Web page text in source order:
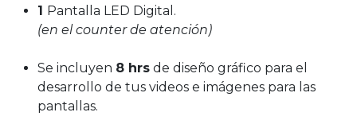
1 Pantalla LED Digital.
(en el counter de atención)
Se incluyen 8 hrs de diseño gráfico para el
desarrollo de tus videos e imágenes para las
pantallas.